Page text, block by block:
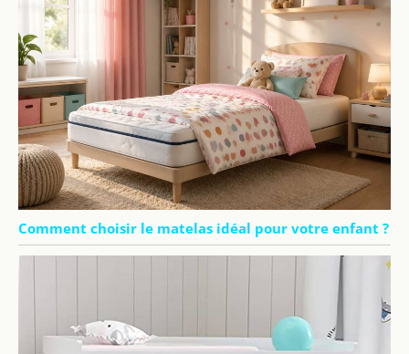
Comment choisir le matelas idéal pour votre enfant ?